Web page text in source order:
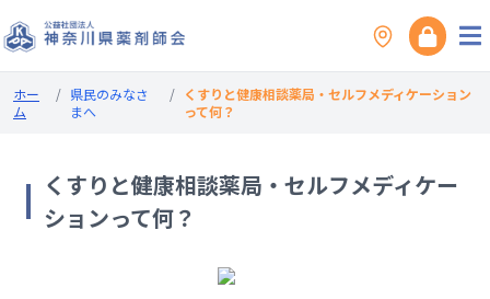
ホー
ム
/ 県民のみなさ
まへ
/ くすりと健康相談薬局・セルフメディケーション
って何？
くすりと健康相談薬局・セルフメディケー
ションって何？